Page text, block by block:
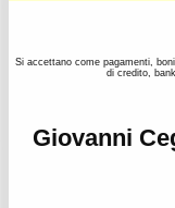
Si accettano come pagamenti,
di credito,
Giovanni